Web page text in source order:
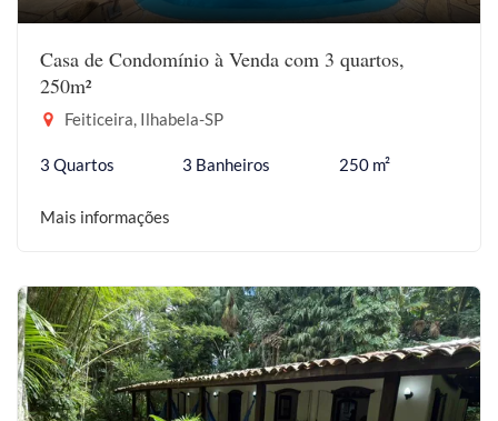
Casa de Condomínio à Venda com 3 quartos,
250m²
Feiticeira, Ilhabela-SP
3 Quartos 3 Banheiros 250 m²
Mais informações